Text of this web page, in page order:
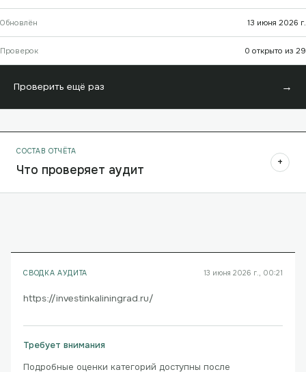
Обновлён 13 июня 2026 г.
Проверок 0 открыто из 29
Проверить ещё раз →
СОСТАВ ОТЧЁТА
Что проверяет аудит +
СВОДКА АУДИТА 13 июня 2026 г., 00:21
https://investinkaliningrad.ru/
Требует внимания
Подробные оценки категорий доступны после